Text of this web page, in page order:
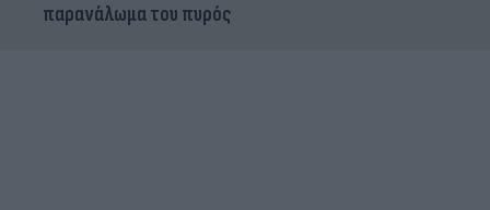
παρανάλωμα του πυρός